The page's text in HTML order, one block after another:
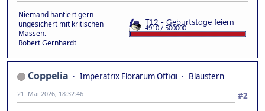
Niemand hantiert gern
ungesichert mit kritischen
Massen.
Robert Gernhardt
Coppelia Imperatrix Florarum Officii
Blaustern
#2
21. Mai 2026, 18:32:46